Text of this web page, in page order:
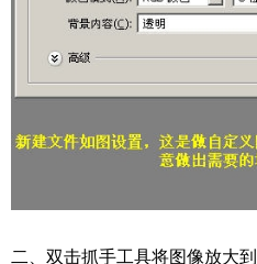
二、双击抓手工具将图像放大